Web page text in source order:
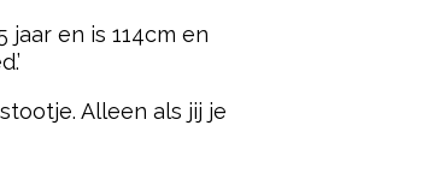
jaar en is 114cm en
Alleen als jij je